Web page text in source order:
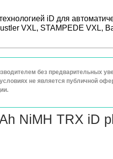
iD для
VXL, STAMPEDE VXL,
без предварительных
не является публичной
NiMH TRX iD